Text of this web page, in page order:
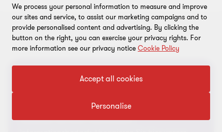
Genau die Post, die Sie für Ihr
Business brauchen.
Gestalten Sie Ihren individuellen
We process your personal information to measure and improve
our sites and service, to assist our marketing campaigns and to
provide personalised content and advertising. By clicking the
button on the right, you can exercise your privacy rights. For
more information see our privacy notice Cookie Policy
Accept all cookies
Personalise